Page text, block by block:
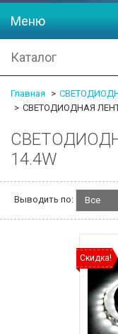
Меню
Каталог
Главная
СВЕТОДИОДНАЯ
14.4W
Выводить по: Все
Скидка!